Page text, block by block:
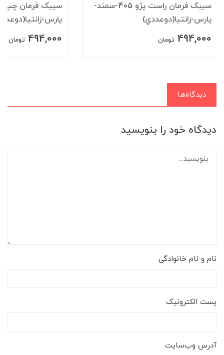
سيبک فرمان راست پژو 405-سمند-
پارس-زانتيا(دوعددي)
494,000 تومان
پارس-
494,000 تومان
دیدگاه‌ها
دیدگاه خود را بنویسید
نام و نام خانوادگی
پست الکترونیک
آدرس وب‌سایت